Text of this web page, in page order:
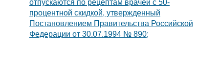
отпускаются по рецептам врачей с 50-
процентной скидкой, утвержденный
Постановлением Правительства Российской
Федерации от 30.07.1994 № 890;